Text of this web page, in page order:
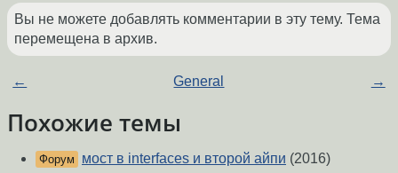
Вы не можете добавлять комментарии в эту тему. Тема
перемещена в архив.
← General →
Похожие темы
Форум мост в interfaces и второй айпи (2016)